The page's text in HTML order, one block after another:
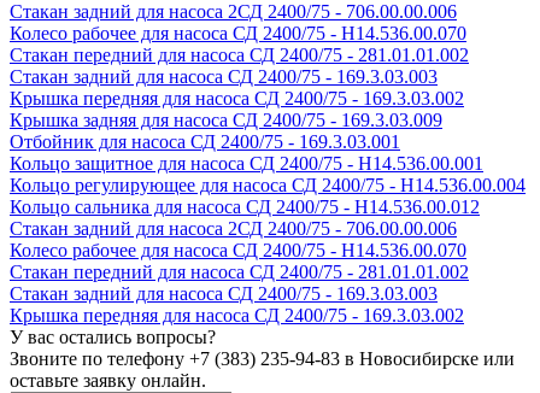
Стакан задний для насоса 2СД 2400/75 - 706.00.00.006
Колесо рабочее для насоса СД 2400/75 - Н14.536.00.070
Стакан передний для насоса СД 2400/75 - 281.01.01.002
Стакан задний для насоса СД 2400/75 - 169.3.03.003
Крышка передняя для насоса СД 2400/75 - 169.3.03.002
Крышка задняя для насоса СД 2400/75 - 169.3.03.009
Отбойник для насоса СД 2400/75 - 169.3.03.001
Кольцо защитное для насоса СД 2400/75 - Н14.536.00.001
Кольцо регулирующее для насоса СД 2400/75 - Н14.536.00.004
Кольцо сальника для насоса СД 2400/75 - Н14.536.00.012
Стакан задний для насоса 2СД 2400/75 - 706.00.00.006
Колесо рабочее для насоса СД 2400/75 - Н14.536.00.070
Стакан передний для насоса СД 2400/75 - 281.01.01.002
Стакан задний для насоса СД 2400/75 - 169.3.03.003
Крышка передняя для насоса СД 2400/75 - 169.3.03.002
У вас остались вопросы?
Звоните по телефону +7 (383) 235-94-83 в Новосибирске или
оставьте заявку онлайн.